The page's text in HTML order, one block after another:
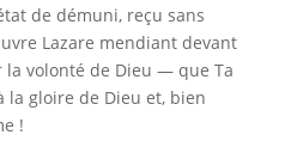
de démuni, reçu sans
Lazare mendiant devant
la volonté de Dieu — que Ta
gloire de Dieu et, bien
!